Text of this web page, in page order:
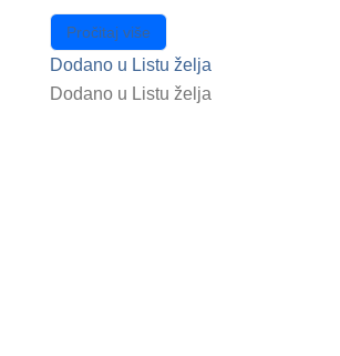
Pročitaj više
Dodano u Listu želja
Dodano u Listu želja